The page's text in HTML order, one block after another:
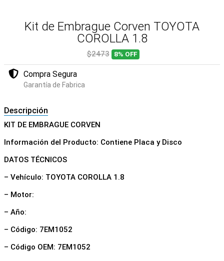
Kit de Embrague Corven TOYOTA
COROLLA 1.8
$2473 8% OFF
Compra Segura
Garantía de Fabrica
Descripción
KIT DE EMBRAGUE CORVEN
Información del Producto: Contiene Placa y Disco
DATOS TÉCNICOS
– Vehículo: TOYOTA COROLLA 1.8
– Motor:
– Año:
– Código: 7EM1052
– Código OEM: 7EM1052